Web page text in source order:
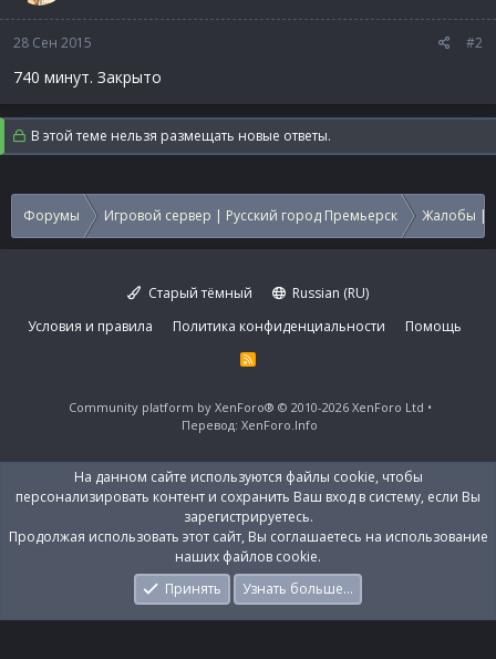
28 Сен 2015 #2
740 минут. Закрыто
В этой теме нельзя размещать новые ответы.
Форумы Игровой сервер | Русский город Премьерск Жалобы |
Старый тёмный
Russian (RU)
Условия и правила
Политика конфиденциальности Помощь
R
Community platform by XenForo® © 2010-2026 XenForo Ltd
Перевод: XenForo.Info
На данном сайте используются файлы cookie, чтобы
персонализировать контент и сохранить Ваш вход в систему, если Вы
зарегистрируетесь.
Продолжая использовать этот сайт, Вы соглашаетесь на использование
наших файлов cookie.
Принять
Узнать больше…